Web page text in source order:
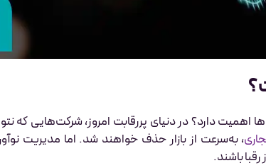
اهمیت دارد؟ در دنیای پررقابت امروز، شرکت‌هایی که
، به‌سرعت از بازار حذف خواهند شد. اما مدیریت
باشند.